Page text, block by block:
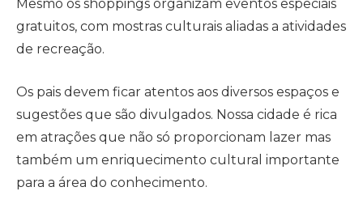
Mesmo os shoppings organizam eventos especiais
gratuitos, com mostras culturais aliadas a atividades
de recreação.
Os pais devem ficar atentos aos diversos espaços e
sugestões que são divulgados. Nossa cidade é rica
em atrações que não só proporcionam lazer mas
também um enriquecimento cultural importante
para a área do conhecimento.